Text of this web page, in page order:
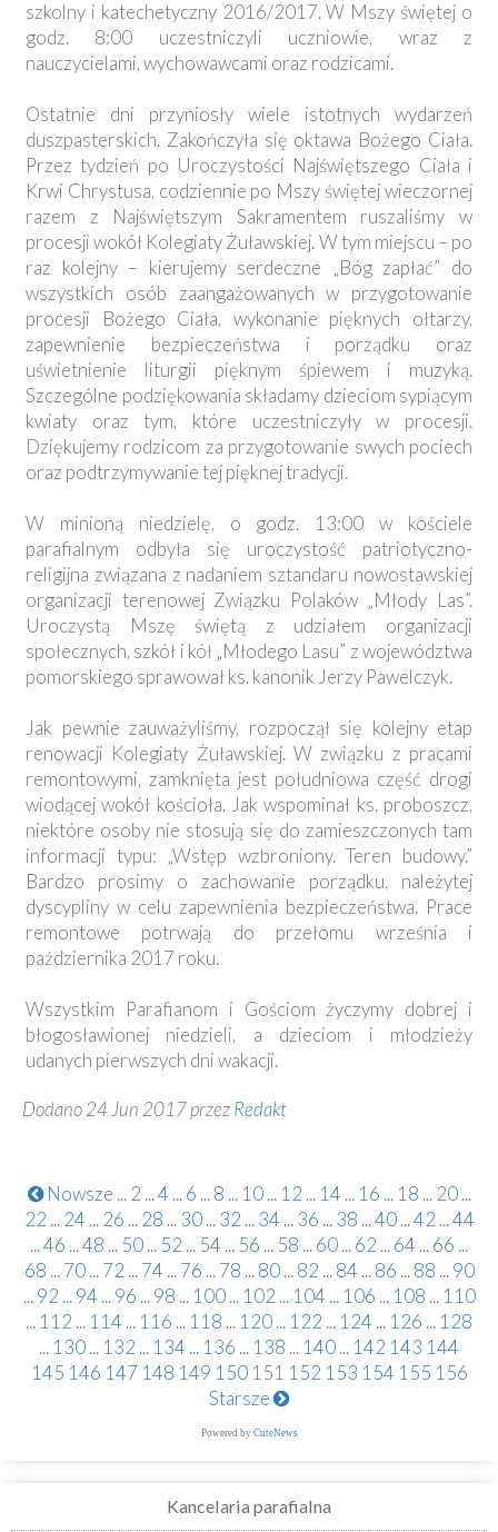
szkolny i katechetyczny 2016/2017. W Mszy świętej o
godz. 8:00 uczestniczyli uczniowie, wraz z
nauczycielami, wychowawcami oraz rodzicami.
Ostatnie dni przyniosły wiele istotnych wydarzeń
duszpasterskich. Zakończyła się oktawa Bożego Ciała.
Przez tydzień po Uroczystości Najświętszego Ciała i
Krwi Chrystusa, codziennie po Mszy świętej wieczornej
razem z Najświętszym Sakramentem ruszaliśmy w
procesji wokół Kolegiaty Żuławskiej. W tym miejscu – po
raz kolejny – kierujemy serdeczne „Bóg zapłać” do
wszystkich osób zaangażowanych w przygotowanie
procesji Bożego Ciała, wykonanie pięknych ołtarzy,
zapewnienie bezpieczeństwa i porządku oraz
uświetnienie liturgii pięknym śpiewem i muzyką.
Szczególne podziękowania składamy dzieciom sypiącym
kwiaty oraz tym, które uczestniczyły w procesji.
Dziękujemy rodzicom za przygotowanie swych pociech
oraz podtrzymywanie tej pięknej tradycji.
W minioną niedzielę, o godz. 13:00 w kościele
parafialnym odbyła się uroczystość patriotyczno-
religijna związana z nadaniem sztandaru nowostawskiej
organizacji terenowej Związku Polaków „Młody Las”.
Uroczystą Mszę świętą z udziałem organizacji
społecznych, szkół i kół „Młodego Lasu” z województwa
pomorskiego sprawował ks. kanonik Jerzy Pawelczyk.
Jak pewnie zauważyliśmy, rozpoczął się kolejny etap
renowacji Kolegiaty Żuławskiej. W związku z pracami
remontowymi, zamknięta jest południowa część drogi
wiodącej wokół kościoła. Jak wspominał ks. proboszcz,
niektóre osoby nie stosują się do zamieszczonych tam
informacji typu: „Wstęp wzbroniony. Teren budowy.”
Bardzo prosimy o zachowanie porządku, należytej
dyscypliny w celu zapewnienia bezpieczeństwa. Prace
remontowe potrwają do przełomu września i
października 2017 roku.
Wszystkim Parafianom i Gościom życzymy dobrej i
błogosławionej niedzieli, a dzieciom i młodzieży
udanych pierwszych dni wakacji.
Dodano 24 Jun 2017 przezRedakt
Nowsze ... 2 ...4 ... 6 ... 8 ... 10 ... 12 ... 14 ... 16 ... 18 ... 20 ...
22 ... 24 ... 26 ... 28 ... 30 ... 32 ... 34 ... 36 ... 38 ...40 ...42 ...44
...46 ...48 ... 50... 52 ... 54 ... 56 ... 58 ...60...62 ...64 ...66 ...
68 ... 70 ... 72 ... 74 ... 76 ... 78 ... 80 ... 82 ... 84 ... 86 ... 88 ... 90
... 92 ... 94 ... 96 ... 98 ... 100 ... 102 ... 104 ... 106 ... 108 ... 110
... 112 ... 114 ... 116 ... 118 ... 120... 122 ... 124 ... 126 ... 128
... 130... 132 ... 134 ... 136 ... 138 ... 140... 142 143 144
145 146 147 148 149 150 151 152 153 154 155 156
Starsze
Powered by CuteNews
Kancelaria parafialna